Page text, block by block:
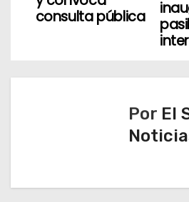
d
consulta pública
Por El